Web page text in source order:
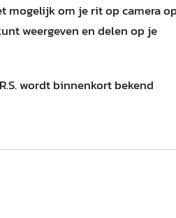
mogelijk om je rit op camera
weergeven en delen op je
wordt binnenkort bekend